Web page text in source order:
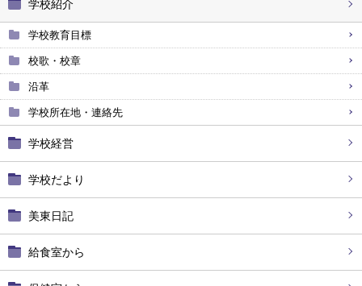
学校紹介
学校教育目標
校歌・校章
沿革
学校所在地・連絡先
学校経営
学校だより
美東日記
給食室から